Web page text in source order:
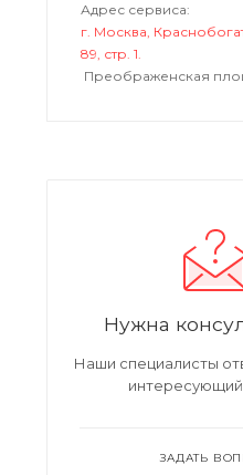
Адрес сервиса:
г. Москва,
89, стр. 1.
Преображенская
Нужна
Наши специалисты
ЗАДАТЬ